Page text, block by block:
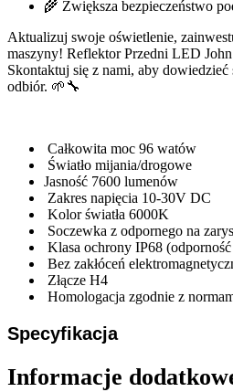
🌾 Zwiększa bezpieczeństwo
Aktualizuj swoje oświetlenie,
maszyny! Reflektor Przedni LED
Skontaktuj się z nami, aby
odbiór. 🌱🔧
Całkowita moc 96 watów
Światło mijania/drogowe
Jasność 7600 lumenów
Zakres napięcia 10-30V DC
Kolor światła 6000K
Soczewka z odpornego na
Klasa ochrony IP68
Bez zakłóceń
Złącze H4
Homologacja zgodnie z
Specyfikacja
Informacje